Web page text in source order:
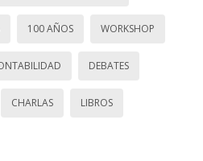
100 AÑOS WORKSHOP
DEBATES
CHARLAS LIBROS